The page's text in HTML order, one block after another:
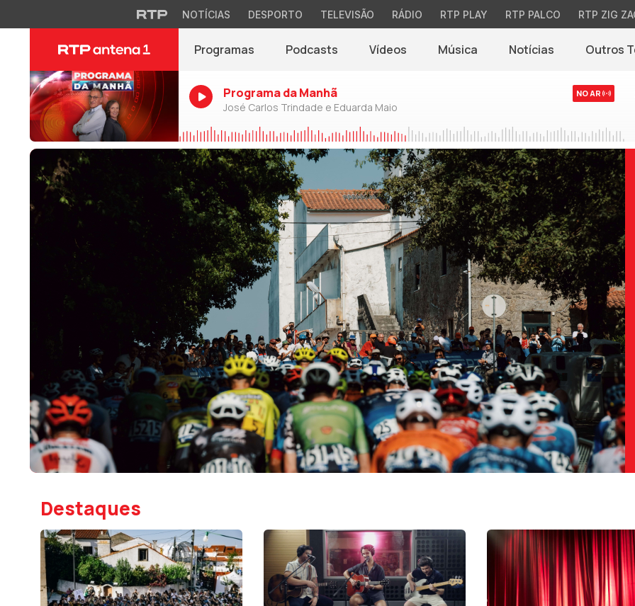
NOTÍCIAS DESPORTO TELEVISÃO RÁDIO RTP PLAY RTP PALCO RTP ZIG
Programas Podcasts Vídeos Música Notícias(abre em nova
Outros
Programa da Manhã
José Carlos Trindade e Eduarda Maio
NO AR
Destaques